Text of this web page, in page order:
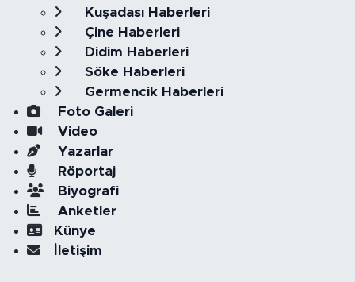
Kuşadası Haberleri
Çine Haberleri
Didim Haberleri
Söke Haberleri
Germencik Haberleri
Foto Galeri
Video
Yazarlar
Röportaj
Biyografi
Anketler
Künye
İletişim